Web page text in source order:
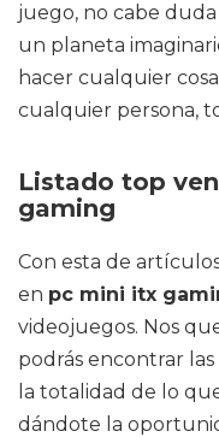
juego, no cabe
un planeta
hacer cualquier
cualquier persona,
Listado top
gaming
Con esta de
en pc mini itx
videojuegos. Nos
podrás encontrar
la totalidad de lo
dándote la